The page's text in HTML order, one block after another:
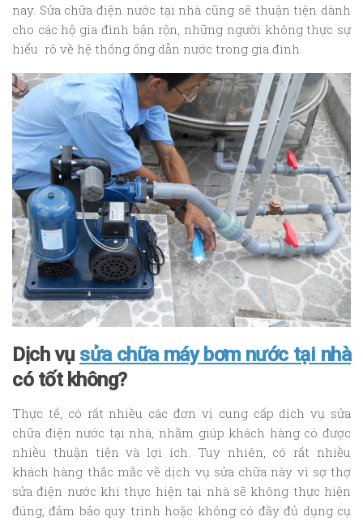
nay. Sửa chữa điện nước tại nhà cũng sẽ thuận tiện dành
cho các hộ gia đình bận rộn, những người không thực sự
hiểu rõ về hệ thống ống dẫn nước trong gia đình.
Dịch vụ sửa chữa máy bơm nước tại nhà
có tốt không?
Thực tế, có rất nhiều các đơn vị cung cấp dịch vụ sửa
chữa điện nước tại nhà, nhằm giúp khách hàng có được
nhiều thuận tiện và lợi ích. Tuy nhiên, có rất nhiều
khách hàng thắc mắc về dịch vụ sửa chữa này vì sợ thợ
sửa điện nước khi thực hiện tại nhà sẽ không thực hiện
đúng, đảm bảo quy trình hoặc không có đầy đủ dụng cụ